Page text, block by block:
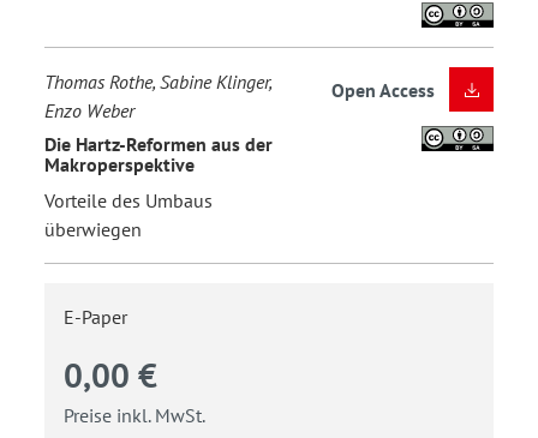
Thomas Rothe, Sabine Klinger,
Enzo Weber
Die Hartz-Reformen aus der
Makroperspektive
Vorteile des Umbaus
überwiegen
Open Access
E-Paper
0,00 €
Preise inkl. MwSt.